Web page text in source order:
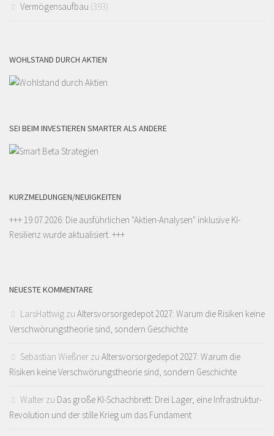
Vermögensaufbau (393)
WOHLSTAND DURCH AKTIEN
SEI BEIM INVESTIEREN SMARTER ALS ANDERE
KURZMELDUNGEN/NEUIGKEITEN
+++ 19.07.2026: Die ausführlichen "Aktien-Analysen" inklusive KI-
Resilienz wurde aktualisiert. +++
NEUESTE KOMMENTARE
LarsHattwig zu Altersvorsorgedepot 2027: Warum die Risiken keine
Verschwörungstheorie sind, sondern Geschichte
Sebastian Wießner zu Altersvorsorgedepot 2027: Warum die
Risiken keine Verschwörungstheorie sind, sondern Geschichte
Walter zu Das große KI-Schachbrett: Drei Lager, eine Infrastruktur-
Revolution und der stille Krieg um das Fundament